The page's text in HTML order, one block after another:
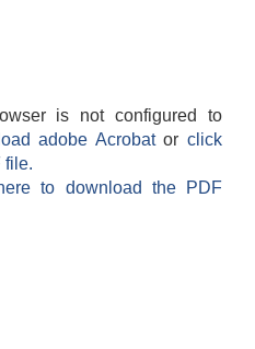
is not configured to
adobe Acrobatorclick
file.
to download the PDF